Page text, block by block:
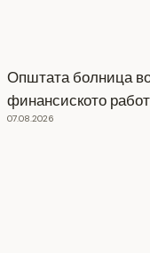
Општата болница
финансиското
07.08.2026